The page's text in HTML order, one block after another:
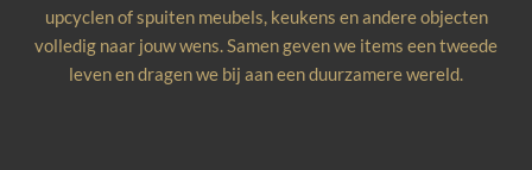
upcyclen of spuiten meubels, keukens en andere objecten
volledig naar jouw wens. Samen geven we items een tweede
leven en dragen we bij aan een duurzamere wereld.